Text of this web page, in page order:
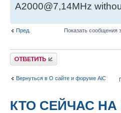
A2000@7,14MHz
Пред. Показать сообщения
Ответить
Вернуться в О сайте и форуме AiC
КТО СЕЙЧАС